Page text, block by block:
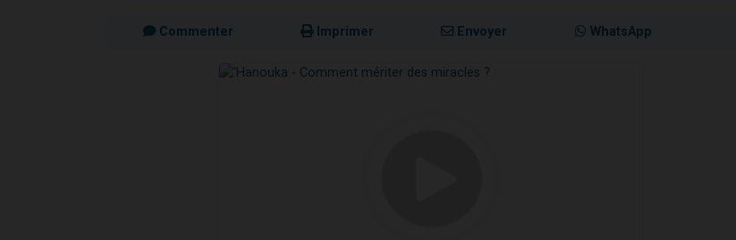
Commenter Imprimer Envoyer WhatsApp